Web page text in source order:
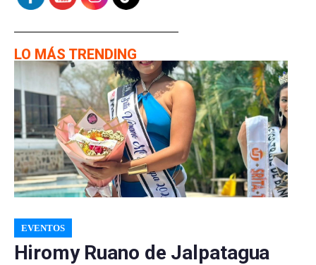
LO MÁS TRENDING
EVENTOS
Hiromy Ruano de Jalpatagua